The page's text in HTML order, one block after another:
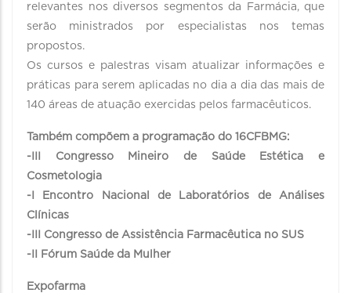
relevantes nos diversos segmentos da Farmácia, que
serão ministrados por especialistas nos temas
propostos.
Os cursos e palestras visam atualizar informações e
práticas para serem aplicadas no dia a dia das mais de
140 áreas de atuação exercidas pelos farmacêuticos.
Também compõem a programação do 16CFBMG:
-III Congresso Mineiro de Saúde Estética e
Cosmetologia
-I Encontro Nacional de Laboratórios de Análises
Clínicas
-III Congresso de Assistência Farmacêutica no SUS
-II Fórum Saúde da Mulher
Expofarma